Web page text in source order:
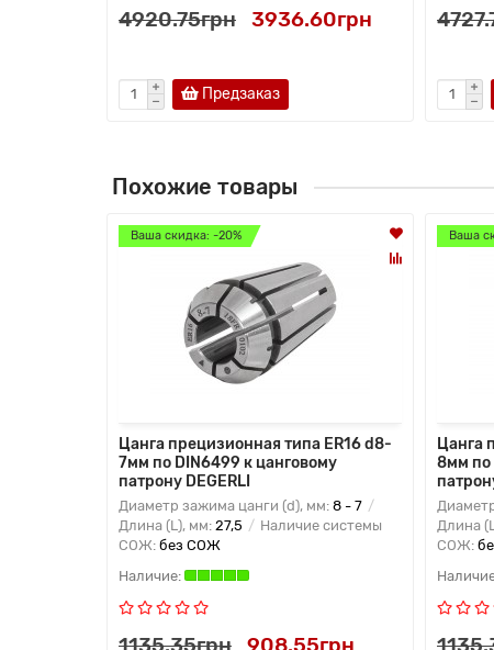
4920.75грн 3936.60грн
Предзаказ
Похожие товары
Ваша скидка: -20%
Цанга прецизионная типа ER16 d8-
7мм по DIN6499 к цанговому
патрону DEGERLI
Диаметр зажима цанги (d), мм: 8 - 7
Длина (L), мм: 27,5
Наличие системы
СОЖ: без СОЖ
1135.35грн 908.55грн
Ваша
Цанга
8мм по
Длина
СОЖ: